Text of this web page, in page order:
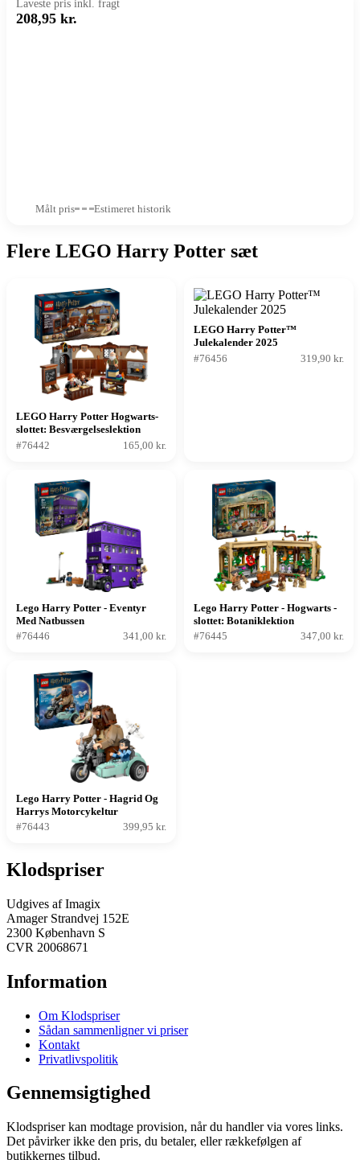
Laveste pris inkl. fragt
208,95 kr.
Målt pris Estimeret historik
Flere LEGO Harry Potter sæt
LEGO Harry Potter Hogwarts-
slottet: Besværgelseslektion
#76442
165,00 kr.
LEGO Harry Potter™
Julekalender 2025
#76456
319,90 kr.
Lego Harry Potter - Eventyr
Med Natbussen
#76446
341,00 kr.
Lego Harry Potter - Hogwarts -
slottet: Botaniklektion
#76445
347,00 kr.
Lego Harry Potter - Hagrid Og
Harrys Motorcykeltur
#76443
399,95 kr.
Klodspriser
Udgives af Imagix
Amager Strandvej 152E
2300 København S
CVR 20068671
Information
Om Klodspriser
Sådan sammenligner vi priser
Kontakt
Privatlivspolitik
Gennemsigtighed
Klodspriser kan modtage provision, når du handler via vores links.
Det påvirker ikke den pris, du betaler, eller rækkefølgen af
butikkernes tilbud.